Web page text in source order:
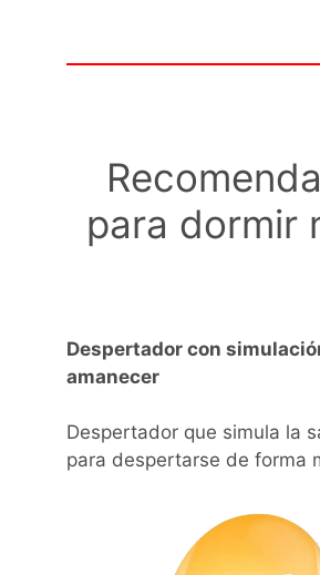
para dormir
Despertador con
amanecer
Despertador que simula la
para despertarse de forma